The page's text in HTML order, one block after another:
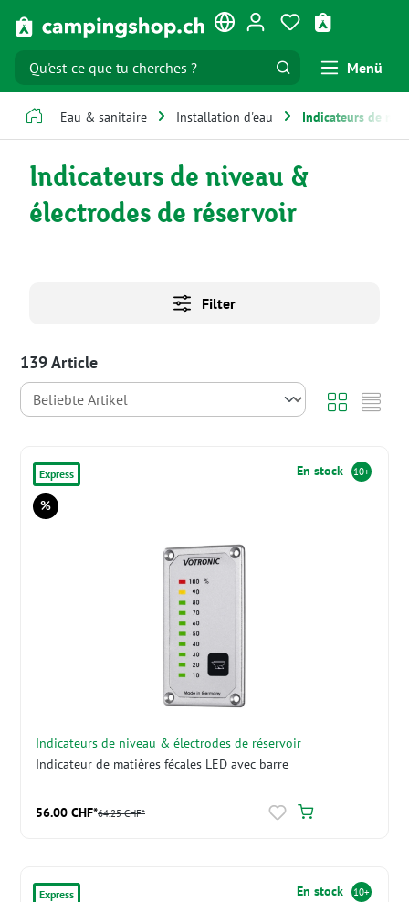
Passer au contenu principal Vous avez 0
Menü
Eau & sanitaire Installation d'eau Indicateurs de
Indicateurs de niveau &
électrodes de réservoir
Filter
139 Article
Express
Réduction
%
En stock 10+
Indicateurs de niveau & électrodes de réservoir
Indicateur de matières fécales LED avec barre
56.00 CHF*64.25 CHF*
Express En stock 10+